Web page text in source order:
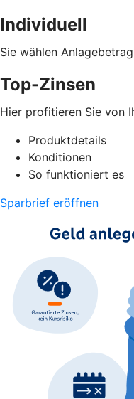
Individuell
Sie wählen
Top-Zinsen
Hier profitieren Sie von
Produktdetails
Konditionen
So funktioniert es
Sparbrief eröffnen